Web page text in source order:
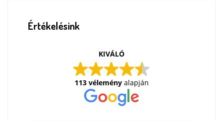
Értékelésink
KIVÁLÓ
113 véleményalapján